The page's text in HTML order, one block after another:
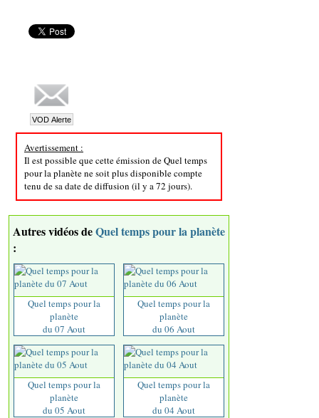
Avertissement :
Il est possible que cette émission de Quel temps
pour la planète ne soit plus disponible compte
tenu de sa date de diffusion (il y a 72 jours).
Autres vidéos deQuel temps pour la planète
:
Quel temps pour la
planète
du 07 Aout
Quel temps pour la
planète
du 06 Aout
Quel temps pour la
planète
du 05 Aout
Quel temps pour la
planète
du 04 Aout